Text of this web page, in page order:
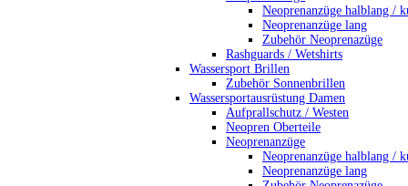
Neoprenanzüge halblang /
Neoprenanzüge lang
Zubehör Neoprenazüge
Rashguards / Wetshirts
Wassersport Brillen
Zubehör Sonnenbrillen
Wassersportausrüstung Damen
Aufprallschutz / Westen
Neopren Oberteile
Neoprenanzüge
Neoprenanzüge halblang /
Neoprenanzüge lang